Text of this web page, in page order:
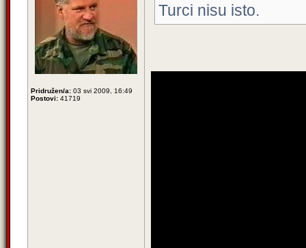
Pridružen/a: 03 svi 2009, 16:49
Postovi: 41719
Turci nisu isto.